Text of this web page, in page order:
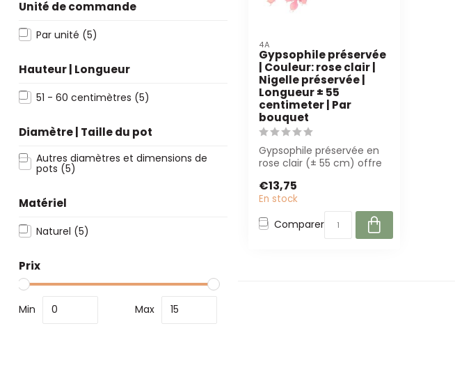
Unité de commande
Par unité (5)
Hauteur | Longueur
51 - 60 centimètres (5)
Diamètre | Taille du pot
Autres diamètres et dimensions de
pots (5)
Matériel
Naturel (5)
Prix
Min Max
4A
Gypsophile préservée
| Couleur: rose clair |
Nigelle préservée |
Longueur ± 55
centimeter | Par
bouquet
Gypsophile préservée en
rose clair (± 55 cm) offre
nécessi...
€13,75
En stock
Comparer